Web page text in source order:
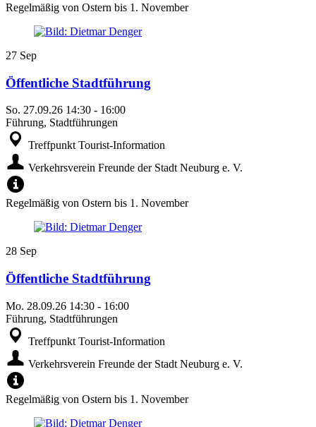
Regelmäßig von Ostern bis 1. November
27 Sep
Öffentliche Stadtführung
So. 27.09.26 14:30 - 16:00
Führung, Stadtführungen
Treffpunkt Tourist-Information
Verkehrsverein Freunde der Stadt Neuburg e. V.
Regelmäßig von Ostern bis 1. November
28 Sep
Öffentliche Stadtführung
Mo. 28.09.26 14:30 - 16:00
Führung, Stadtführungen
Treffpunkt Tourist-Information
Verkehrsverein Freunde der Stadt Neuburg e. V.
Regelmäßig von Ostern bis 1. November